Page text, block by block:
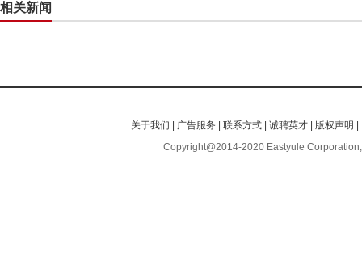
相关新闻
关于我们 广告服务 |联系方式 |诚聘英才 版权声明
Copyright@2014-2020 Eastyule